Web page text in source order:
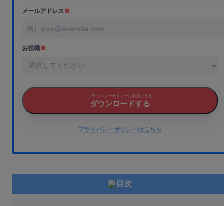
メールアドレス※
お役職※
プライバシーポリシーに同意のうえ
ダウンロードする
プライバシーポリシーはこちら
目次